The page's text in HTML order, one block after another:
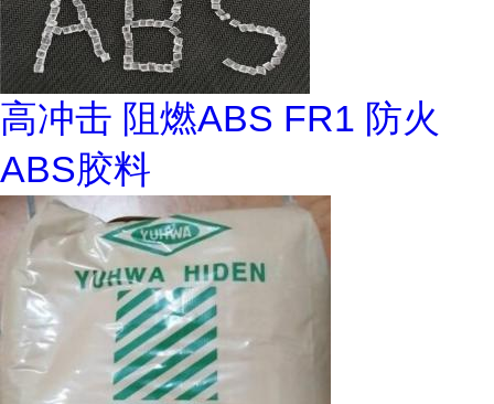
高冲击 阻燃ABS FR1 防火
ABS胶料